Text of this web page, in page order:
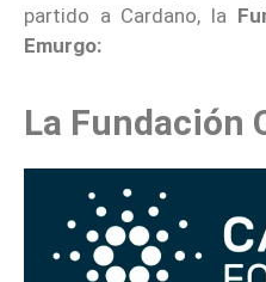
partido a Cardano, la
Emurgo:
La Fundación